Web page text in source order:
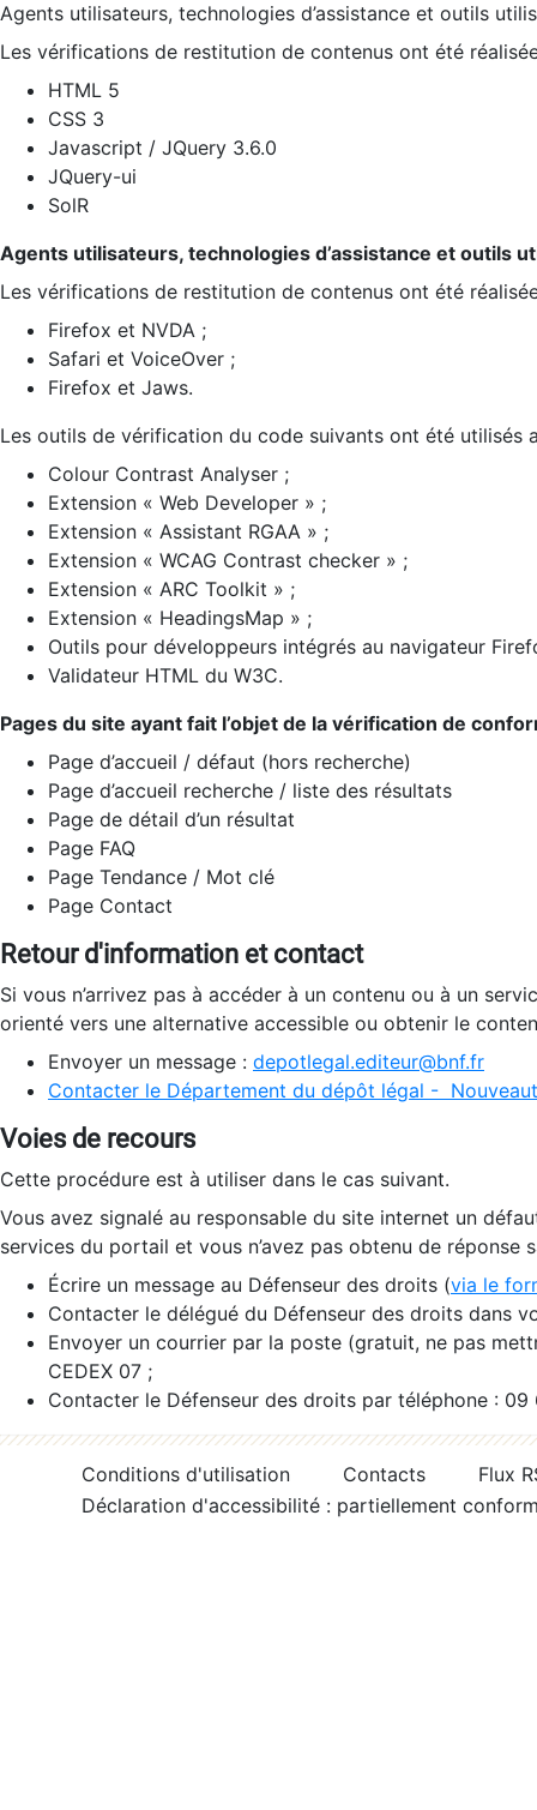
Agents utilisateurs, technologies d’assistance et outils
Les vérifications de restitution de contenus ont été
HTML 5
CSS 3
Javascript / JQuery 3.6.0
JQuery-ui
SolR
Agents utilisateurs, technologies d’assistance et outils
Les vérifications de restitution de contenus ont été
Firefox et NVDA ;
Safari et VoiceOver ;
Firefox et Jaws.
Les outils de vérification du code suivants ont été utilisés
Colour Contrast Analyser ;
Extension « Web Developer » ;
Extension « Assistant RGAA » ;
Extension « WCAG Contrast checker » ;
Extension « ARC Toolkit » ;
Extension « HeadingsMap » ;
Outils pour développeurs intégrés au navigateur
Validateur HTML du W3C.
Pages du site ayant fait l’objet de la vérification de
Page d’accueil / défaut (hors recherche)
Page d’accueil recherche / liste des résultats
Page de détail d’un résultat
Page FAQ
Page Tendance / Mot clé
Page Contact
Retour d'information et contact
Si vous n’arrivez pas à accéder à un contenu ou à un
orienté vers une alternative accessible ou obtenir le
Envoyer un message : depotlegal.editeur@bnf.fr
Contacter le Département du dépôt légal -
Voies de recours
Cette procédure est à utiliser dans le cas suivant.
Vous avez signalé au responsable du site internet un
services du portail et vous n’avez pas obtenu de réponse
Écrire un message au Défenseur des droits (via le
Contacter le délégué du Défenseur des droits dans
Envoyer un courrier par la poste (gratuit, ne pas
CEDEX 07 ;
Contacter le Défenseur des droits par téléphone :
Conditions d'utilisation Contacts
Flux
Déclaration d'accessibilité : partiellement